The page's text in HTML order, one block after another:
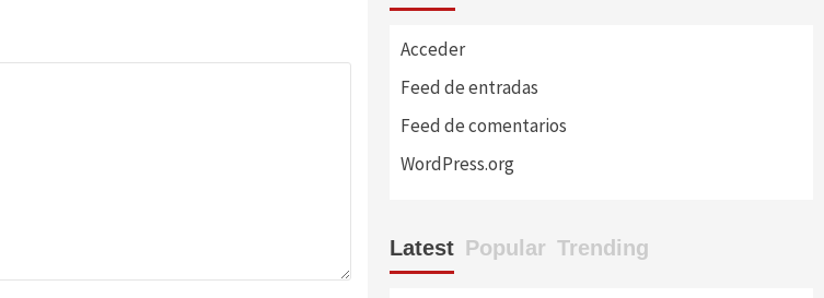
Acceder
Feed de entradas
Feed de comentarios
WordPress.org
Latest Popular Trending